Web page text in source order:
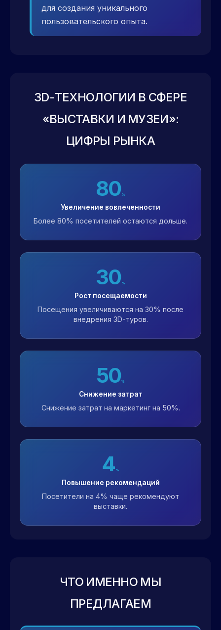
для создания уникального
пользовательского опыта.
3D-ТЕХНОЛОГИИ В СФЕРЕ
«ВЫСТАВКИ И МУЗЕИ»:
ЦИФРЫ РЫНКА
80%
Увеличение вовлеченности
Более 80% посетителей остаются дольше.
30%
Рост посещаемости
Посещения увеличиваются на 30% после
внедрения 3D-туров.
50%
Снижение затрат
Снижение затрат на маркетинг на 50%.
4 %
Повышение рекомендаций
Посетители на 4% чаще рекомендуют
выставки.
ЧТО ИМЕННО МЫ
ПРЕДЛАГАЕМ